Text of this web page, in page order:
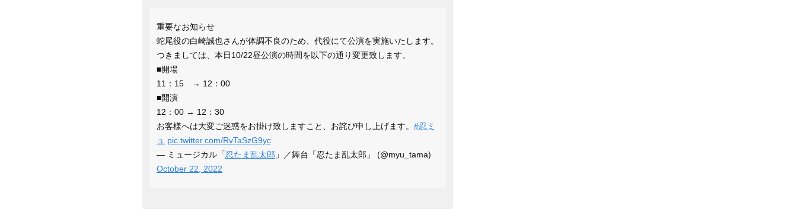
重要なお知らせ
蛇尾役の白崎誠也さんが体調不良のため、代役にて公演を実施いたします。
つきましては、本日10/22昼公演の時間を以下の通り変更致します。
■開場
11：15 → 12：00
■開演
12：00 → 12：30
お客様へは大変ご迷惑をお掛け致しますこと、お詫び申し上げます。 #忍ミ
ュ pic.twitter.com/RvTaSzG9yc
— ミュージカル「忍たま乱太郎 」／舞台「忍たま乱太郎」 (@myu_tama)
October 22, 2022